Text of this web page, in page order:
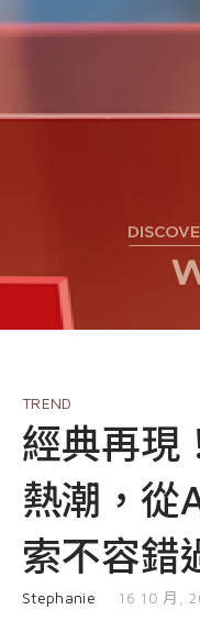
BEAUTY
COURSE
Contact Us
TREND
經典再現
熱潮，從
索不容錯
Stephanie 發表於
16 10 月,